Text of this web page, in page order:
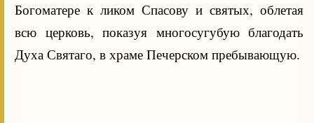
Богоматере к ликом Спасову и святых, облетая
всю церковь, показуя многосугубую благодать
Духа Святаго, в храме Печерском пребывающую.